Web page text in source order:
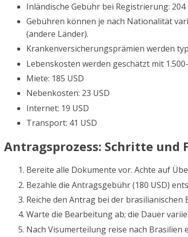
Inländische Gebühr bei Registrierung: 204
Gebühren können je nach Nationalität
(andere Länder).
Krankenversicherungsprämien werden
Lebenskosten werden geschätzt mit
Miete: 185 USD
Nebenkosten: 23 USD
Internet: 19 USD
Transport: 41 USD
Antragsprozess: Schritte und
Bereite alle Dokumente vor. Achte auf
Bezahle die Antragsgebühr (180 USD)
Reiche den Antrag bei der
Warte die Bearbeitung ab; die Dauer
Nach Visumerteilung reise nach Brasilien